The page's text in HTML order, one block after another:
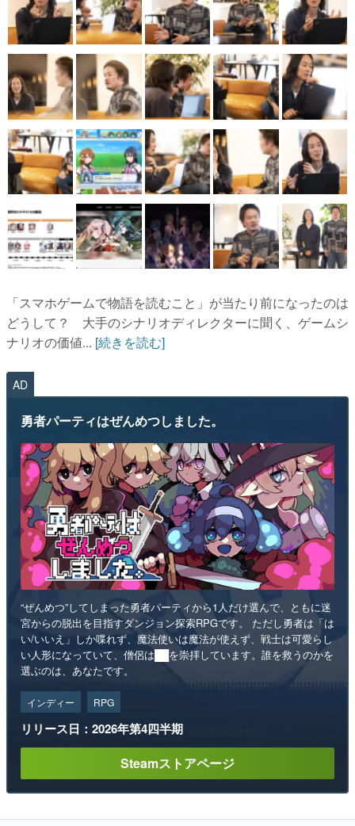
「スマホゲームで物語を読むこと」が当たり前になったのは
どうして？ 大手のシナリオディレクターに聞く、ゲームシ
ナリオの価値... [続きを読む]
AD
勇者パーティはぜんめつしました。
“ぜんめつ”してしまった勇者パーティから1人だけ選んで、ともに迷
宮からの脱出を目指すダンジョン探索RPGです。 ただし勇者は「は
い/いいえ」しか喋れず、魔法使いは魔法が使えず、戦士は可愛らし
い人形になっていて、僧侶は██を崇拝しています。誰を救うのかを
選ぶのは、あなたです。
インディー RPG
リリース日：2026年第4四半期
Steamストアページ